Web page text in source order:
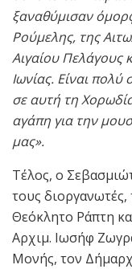
ξαναθύμισαν
Ρούμελης, της
Αιγαίου Πελάγους
Ιωνίας. Είναι πολύ
σε αυτή τη
αγάπη για την
μας».
Τέλος, ο
τους
Θεόκλητο Ράπτη
Αρχιμ. Ιωσήφ
Μονής, τον